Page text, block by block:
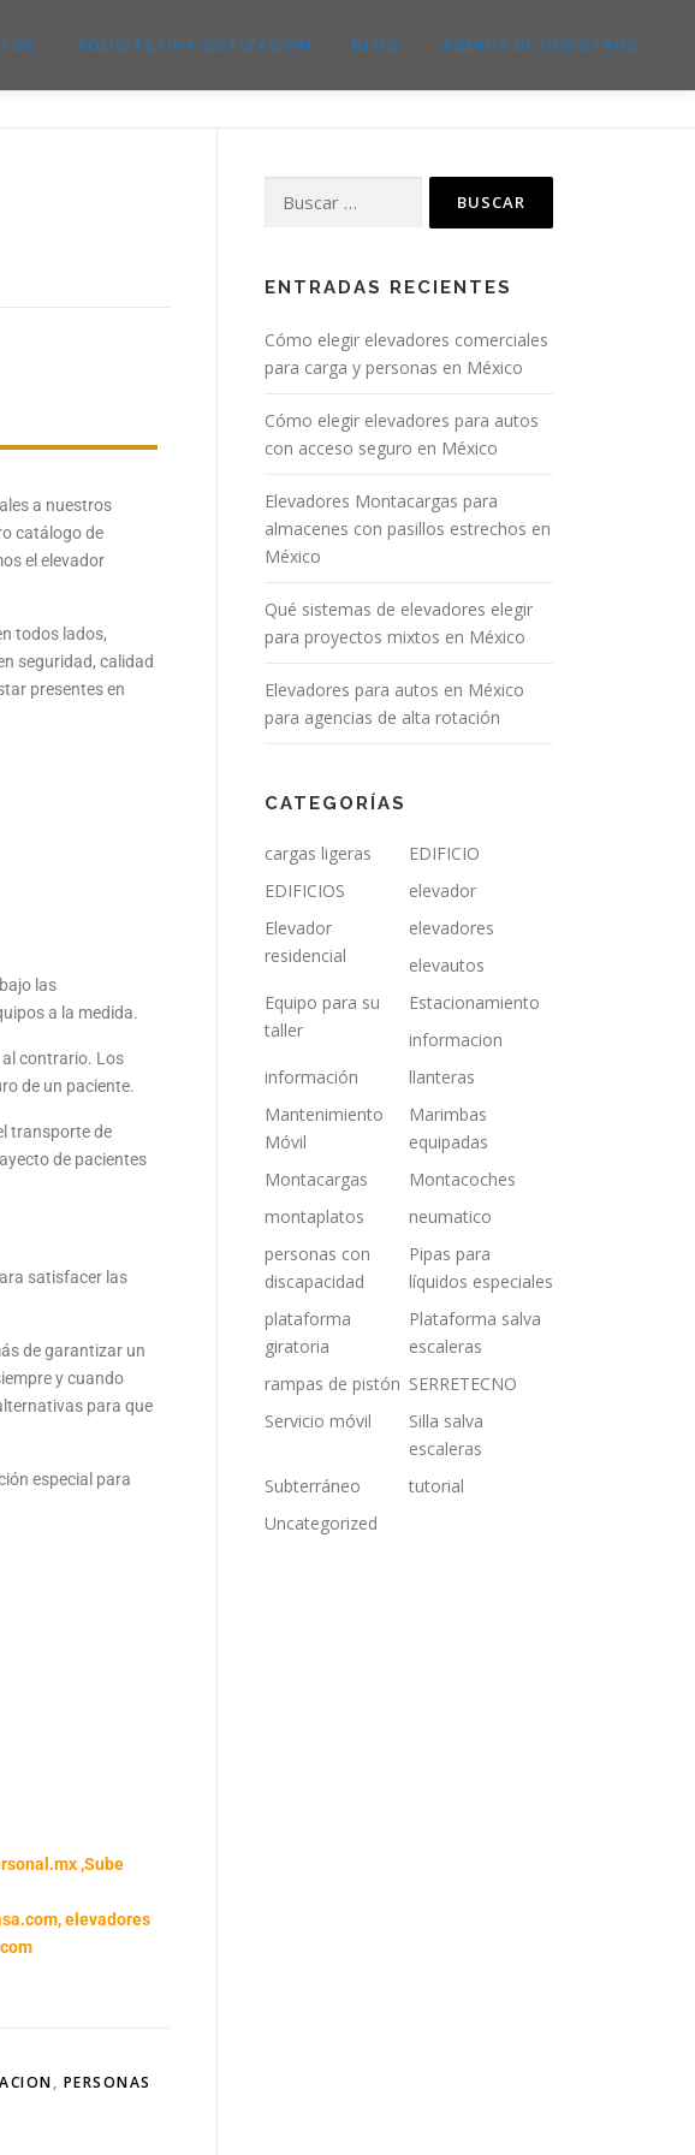
SOLICITE UNA COTIZACIÓN BLOG ACERCA DE NOSOTROS
a nuestros
catálogo de
el elevador
todos lados,
seguridad, calidad
presentes en
las
a la medida.
al contrario. Los
de un paciente.
transporte de
de pacientes
satisfacer las
de garantizar un
y cuando
para que
especial para
,Sube
elevadores
, PERSONAS
ENTRADAS RECIENTES
Cómo elegir elevadores comerciales
para carga y personas en México
Cómo elegir elevadores para autos
con acceso seguro en México
Elevadores Montacargas para
almacenes con pasillos estrechos en
México
Qué sistemas de elevadores elegir
para proyectos mixtos en México
Elevadores para autos en México
para agencias de alta rotación
CATEGORÍAS
cargas ligeras
EDIFICIO
EDIFICIOS
elevador
Elevador
residencial
elevadores
elevautos
Equipo para su
taller
Estacionamiento
informacion
información
llanteras
Mantenimiento
Móvil
Marimbas
equipadas
Montacargas
Montacoches
montaplatos
neumatico
personas con
discapacidad
Pipas para
líquidos especiales
plataforma
giratoria
Plataforma salva
escaleras
rampas de pistón SERRETECNO
Servicio móvil
Silla salva
escaleras
Subterráneo
tutorial
Uncategorized